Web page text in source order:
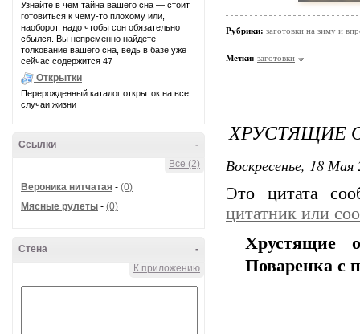
Узнайте в чем тайна вашего сна — стоит
готовиться к чему-то плохому или,
наоборот, надо чтобы сон обязательно
сбылся. Вы непременно найдете
толкование вашего сна, ведь в базе уже
сейчас содержится 47
Открытки
Перерожденный каталог открыток на все
случаи жизни
-
Ссылки
Все (2)
Вероника нитчатая - (0)
Мясные рулеты - (0)
-
Стена
К приложению
Рубрики: заготовки на зиму и
Метки: заготовки
ХРУСТЯЩИЕ
Воскресенье, 18
Это цитата
цитатник или
Хрустящие
Поваренка с